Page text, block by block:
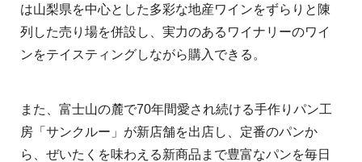
は山梨県を中心とした多彩な地産ワインをずらりと陳
列した売り場を併設し、実力のあるワイナリーのワイ
ンをテイスティングしながら購入できる。
また、富士山の麓で70年間愛され続ける手作りパン工
房「サンクルー」が新店舗を出店し、定番のパンか
ら、ぜいたくを味わえる新商品まで豊富なパンを毎日